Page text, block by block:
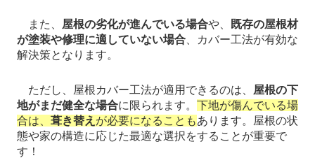
また、 屋根の劣化が進んでいる場合や、
既存の屋根材
が塗装や修理に適していない場合、カバー工法が有効な
解決策となります。
ただし、屋根カバー工法が適用できるのは、 屋根の下
地がまだ健全な場合に限られます。 下地が傷んでいる場
合は、 葺き替え が必要になることもあります。屋根の状
態や家の構造に応じた最適な選択をすることが重要で
す！